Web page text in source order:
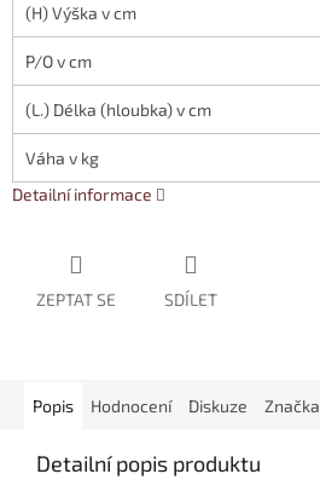
(H) Výška v cm
P/O v cm
(L.) Délka (hloubka) v cm
Váha v kg
Detailní informace
ZEPTAT SE SDÍLET
Popis Hodnocení Diskuze Značka
Detailní popis produktu